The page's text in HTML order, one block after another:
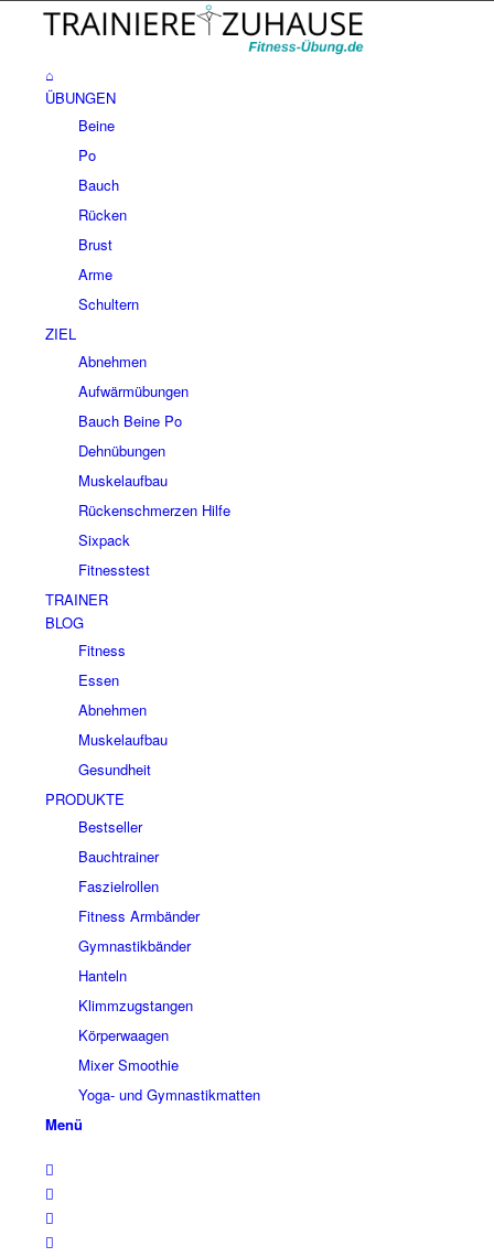
⌂
ÜBUNGEN
Beine
Po
Bauch
Rücken
Brust
Arme
Schultern
ZIEL
Abnehmen
Aufwärmübungen
Bauch Beine Po
Dehnübungen
Muskelaufbau
Rückenschmerzen Hilfe
Sixpack
Fitnesstest
TRAINER
BLOG
Fitness
Essen
Abnehmen
Muskelaufbau
Gesundheit
PRODUKTE
Bestseller
Bauchtrainer
Faszielrollen
Fitness Armbänder
Gymnastikbänder
Hanteln
Klimmzugstangen
Körperwaagen
Mixer Smoothie
Yoga- und Gymnastikmatten
Menü